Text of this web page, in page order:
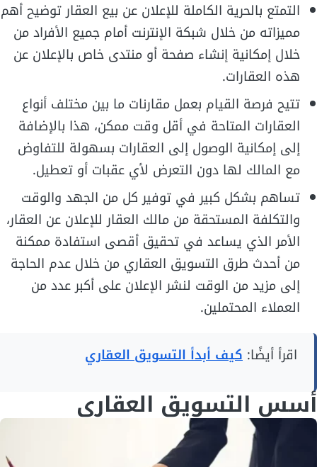
التمتع بالحرية الكاملة للإعلان عن بيع العقار توضيح أهم
مميزاته من خلال شبكة الإنترنت أمام جميع الأفراد من
خلال إمكانية إنشاء صفحة أو منتدى خاص بالإعلان عن
هذه العقارات.
تتيح فرصة القيام بعمل مقارنات ما بين مختلف أنواع
العقارات المتاحة في أقل وقت ممكن، هذا بالإضافة
إلى إمكانية الوصول إلى العقارات بسهولة للتفاوض
مع المالك لها دون التعرض لأي عقبات أو تعطيل.
تساهم بشكل كبير في توفير كل من الجهد والوقت
والتكلفة المستحقة من مالك العقار للإعلان عن العقار،
الأمر الذي يساعد في تحقيق أقصى استفادة ممكنة
من أحدث طرق التسويق العقاري من خلال عدم الحاجة
إلى مزيد من الوقت لنشر الإعلان على أكبر عدد من
العملاء المحتملين.
اقرأ أيضًا: كيف أبدأ التسويق العقاري
أسس التسويق العقاري